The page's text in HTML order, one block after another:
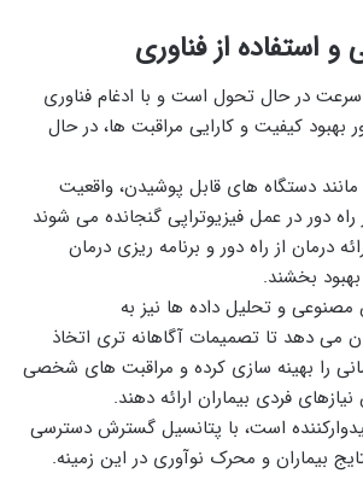
و استفاده از فناوری
سرعت در حال تحول است و با ادغام فناوری
بهبود کیفیت و کارایی مراقبت ها، در حال
دستگاه های قابل پوشیدن، واقعیت
دور در عمل فیزیوتراپی گنجانده می شوند
درمان از راه دور و برنامه ریزی درمان
بخشند.
و تحلیل داده ها نیز به
می دهد تا تصمیمات آگاهانه تری اتخاذ
را بهینه سازی کرده و مراقبت های شخصی
فردی بیماران ارائه دهند.
است، با پتانسیل گسترش دسترسی
بیماران و محرک نوآوری در این زمینه.